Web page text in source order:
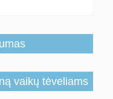
vaikų tėveliams